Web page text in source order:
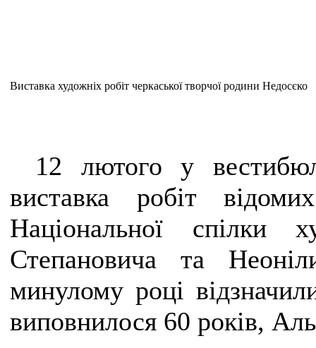
Виставка художніх робіт черкаської творчої родини Недосєко
12 лютого у
виставка робіт
Національної спілки
Степановича та
минулому році
виповнилося 60 років,